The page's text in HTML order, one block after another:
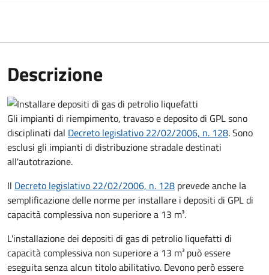
Descrizione
Gli impianti di riempimento, travaso e deposito di GPL sono
disciplinati dal Decreto legislativo 22/02/2006, n. 128. Sono
esclusi gli impianti di distribuzione stradale destinati
all'autotrazione.
Il Decreto legislativo 22/02/2006, n. 128 prevede anche la
semplificazione delle norme per installare i depositi di GPL di
capacità complessiva non superiore a 13 m³.
L'installazione dei depositi di gas di petrolio liquefatti di
capacità complessiva non superiore a 13 m³ può essere
eseguita senza alcun titolo abilitativo. Devono però essere